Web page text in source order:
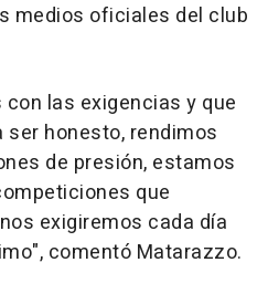
medios oficiales del club
las exigencias y que
honesto, rendimos
de presión, estamos
que
exigiremos cada día
comentó Matarazzo.